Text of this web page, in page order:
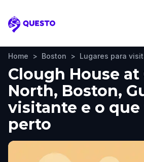
Questo
Home > Boston > Lugares para
Clough House at
North, Boston,
visitante e o que
perto